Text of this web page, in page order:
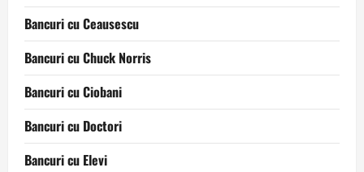
Bancuri cu Ceausescu
Bancuri cu Chuck Norris
Bancuri cu Ciobani
Bancuri cu Doctori
Bancuri cu Elevi